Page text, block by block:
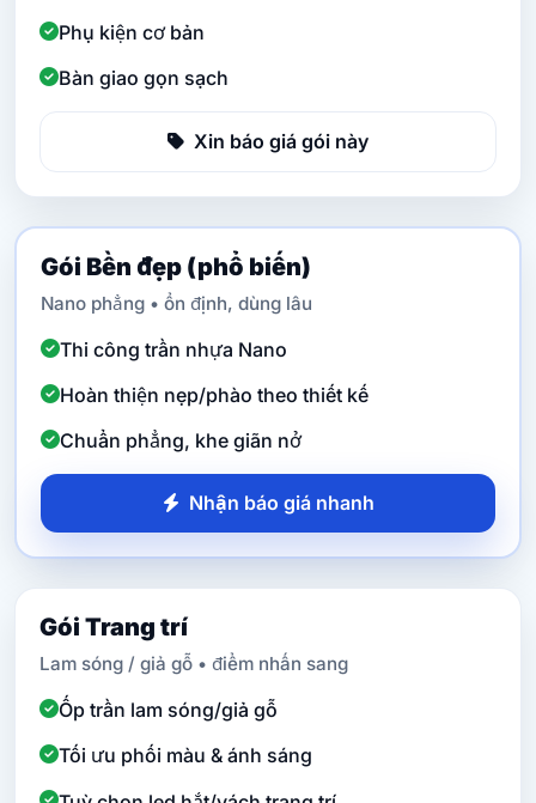
Phụ kiện cơ bản
Bàn giao gọn sạch
Xin báo giá gói này
Gói Bền đẹp (phổ biến)
Nano phẳng • ổn định, dùng lâu
Thi công trần nhựa Nano
Hoàn thiện nẹp/phào theo thiết kế
Chuẩn phẳng, khe giãn nở
Nhận báo giá nhanh
Gói Trang trí
Lam sóng / giả gỗ • điểm nhấn sang
Ốp trần lam sóng/giả gỗ
Tối ưu phối màu & ánh sáng